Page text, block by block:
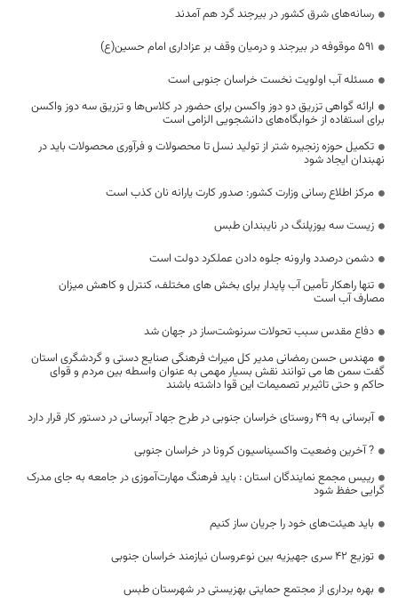
رسانه‌های شرق کشور در بیرجند گرد هم آمدند
۵۹۱ موقوفه در بیرجند و درمیان وقف بر عزاداری امام حسین(ع)
مسئله آب اولویت نخست خراسان جنوبی است
ارائه گواهی تزریق دو دوز واکسن برای حضور در کلاس‌ها و تزریق سه دوز واکسن
برای استفاده از خوابگاه‌های دانشجویی الزامی است
تکمیل حوزه زنجیره شتر از تولید نسل تا محصولات و فرآوری محصولات باید در
نهبندان ایجاد شود
مرکز اطلاع رسانی وزارت کشور: صدور کارت یارانه نان کذب است
زیست سه یوزپلنگ در نایبندان طبس
دشمن درصدد وارونه جلوه دادن عملکرد دولت است
تنها راهکار تأمین آب پایدار برای بخش های مختلف، کنترل و کاهش میزان
مصارف آب است
دفاع مقدس سبب تحولات سرنوشت‌ساز در جهان شد
مهندس حسن رمضانی مدیر کل میراث فرهنگی صنایع دستی و گردشگری استان
گفت سمن ها می توانند نقش بسیار مهمی به عنوان واسطه بین مردم و قوای
حاکم و حتی تاثیربر تصمیمات این قوا داشته باشند
آبرسانی به ۴۹ روستای خراسان جنوبی در طرح جهاد آبرسانی در دستور کار قرار دارد
? آخرین وضعیت واکسیناسیون کرونا در خراسان جنوبی
رییس مجمع نمایندگان استان : باید فرهنگ مهارت‌آموزی در جامعه به جای مدرک
گرایی حفظ شود
باید هیئت‌های خود را جریان ساز کنیم
توزیع ۴۲ سری جهیزیه بین نوعروسان نیازمند خراسان جنوبی
بهره برداری از مجتمع حمایتی بهزیستی در شهرستان طبس